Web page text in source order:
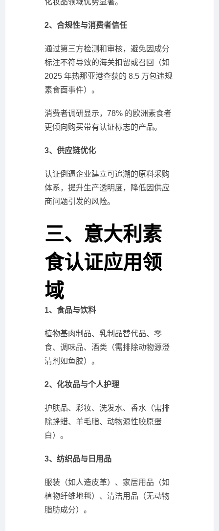
化妆品领域优势显著。
2、合规性与消费者信任
通过第三方检测和审核，避免因成分
标注不符导致的海关扣留或召回（如
2025 年热那亚港查获的 8.5 万包违规
素食面事件）。
消费者调研显示，78% 的欧洲素食者
更倾向购买带有认证标志的产品。
3、供应链优化
认证倒逼企业建立可追溯的原料采购
体系，提升生产透明度，降低因供应
商问题引发的风险。
三、意大利素
食认证应用领
域
1、食品与饮料
植物基肉制品、乳制品替代品、零
食、调味品、酒类（需排除动物源澄
清剂如鱼胶）。
2、化妆品与个人护理
护肤品、彩妆、洗发水、香水（需排
除蜂蜡、羊毛脂、动物源性胶原蛋
白）。
3、纺织品与日用品
服装（如人造皮革）、家居用品（如
植物纤维地毯）、清洁用品（无动物
脂肪成分）。